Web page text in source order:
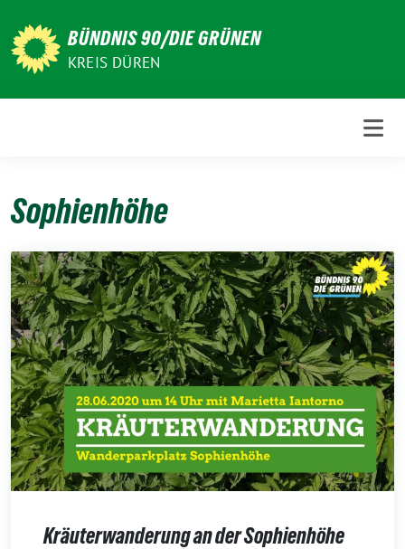
zum
Inhalt
BÜNDNIS 90/DIE GRÜNEN
KREIS DÜREN
Sophienhöhe
Kräuterwanderung an der Sophienhöhe